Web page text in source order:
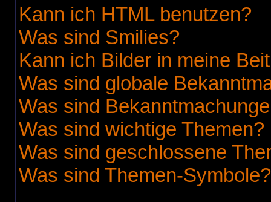
Kann ich HTML benutzen?
Was sind Smilies?
Kann ich Bilder in meine
Was sind globale
Was sind
Was sind wichtige Themen?
Was sind geschlossene
Was sind Themen-Symbole?